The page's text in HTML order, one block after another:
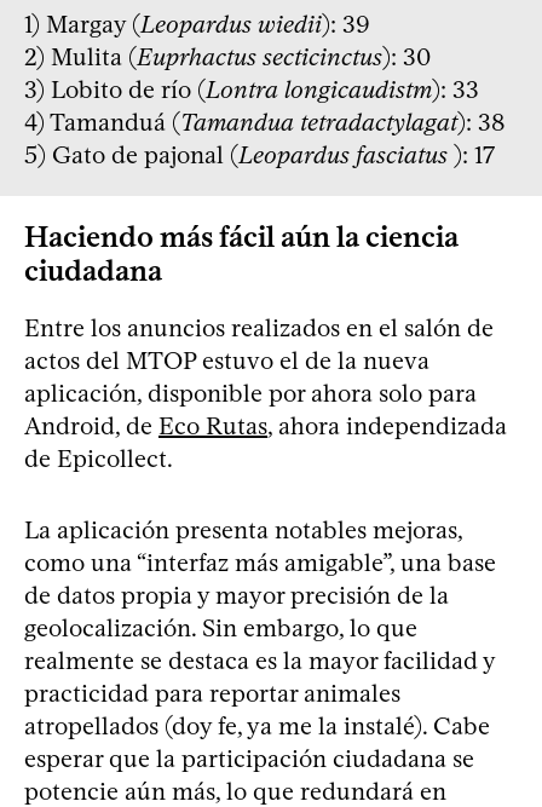
1) Margay (Leopardus wiedii): 39
2) Mulita (Euprhactus secticinctus): 30
3) Lobito de río (Lontra longicaudistm): 33
4) Tamanduá (Tamandua tetradactylagat): 38
5) Gato de pajonal (Leopardus fasciatus ): 17
Haciendo más fácil aún la ciencia
ciudadana
Entre los anuncios realizados en el salón de
actos del MTOP estuvo el de la nueva
aplicación, disponible por ahora solo para
Android, de Eco Rutas, ahora independizada
de Epicollect.
La aplicación presenta notables mejoras,
como una “interfaz más amigable”, una base
de datos propia y mayor precisión de la
geolocalización. Sin embargo, lo que
realmente se destaca es la mayor facilidad y
practicidad para reportar animales
atropellados (doy fe, ya me la instalé). Cabe
esperar que la participación ciudadana se
potencie aún más, lo que redundará en